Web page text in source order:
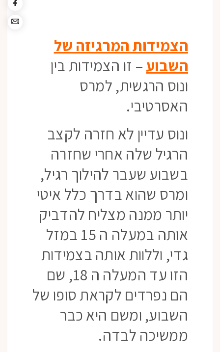
הצמידות המרגיזה של
השבוע– זו הצמידות בין
ונוס הרגשית, למרס
האסרטיבי.
ונוס עדיין לא חזרה לקצב
הרגיל שלה אחרי שחזרה
בשבוע שעבר להילוך רגיל,
ומרס שהוא בדרך כלל איטי
יותר ממנה מצליח להדביק
אותה במעלה ה 15 במזל
גדי, וללוות אותה בצמידות
הזו עד המעלה ה 18, שם
הם נפרדים לקראת סופו של
השבוע, ומשם היא כבר
ממשיכה לבדה.